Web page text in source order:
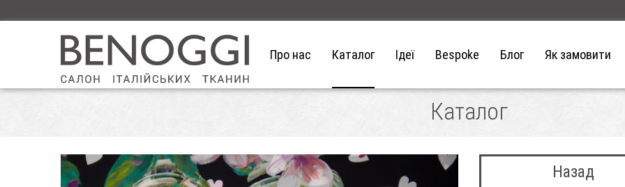
Про нас Каталог Ідеї Bespoke Блог Як замовити
Каталог
Назад